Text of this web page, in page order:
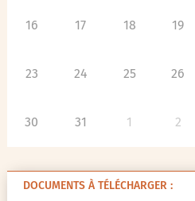
16 17 18 19
23 24 25 26
30 31 1 2
DOCUMENTS À TÉLÉCHARGER :